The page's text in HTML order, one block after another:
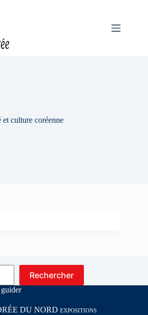
et culture coréenne
Rechercher
DU NORD EXPOSITIONS